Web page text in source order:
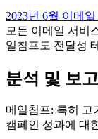
​​2023년 6월 이메
모든 이메일 서비
일침프도 전달성
분석 및 보고
메일침프: 특히 고
캠페인 성과에 대